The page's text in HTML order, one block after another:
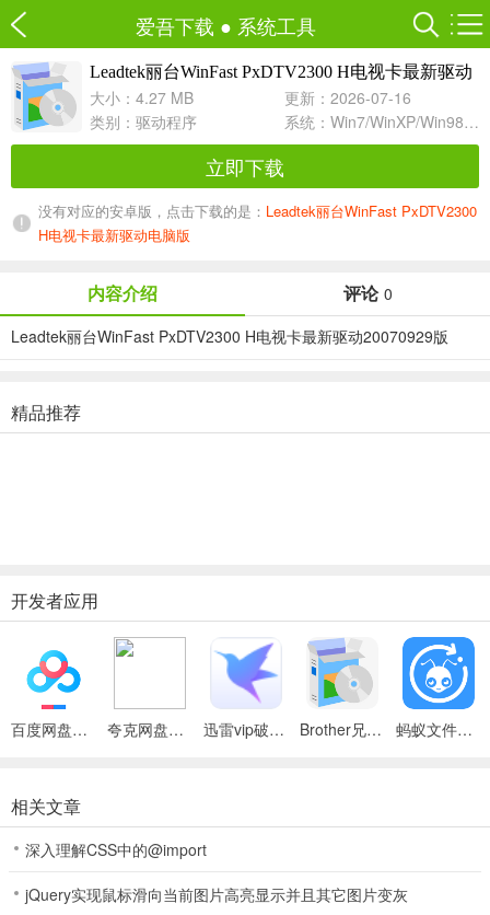
爱吾下载 ● 系统工具
Leadtek丽台WinFast PxDTV2300 H电视卡最新驱动
20070929 For WinXP/Vista
大小：4.27 MB
更新：2026-07-16
类别： 驱动程序 系统：Win7/WinXP/Win98/Win8/Win10兼容软件
立即下载
没有对应的安卓版，点击下载的是： Leadtek丽台WinFast PxDTV2300
H电视卡最新驱动电脑版
内容介绍 评论 0
Leadtek丽台WinFast PxDTV2300 H电视卡最新驱动20070929版
精品推荐
开发者应用
百度网盘绿色免安装Pc电脑版 夸克网盘官方正式版 迅雷vip破解版永久会员2024版 Brother兄弟 MFC-8480DN多功能一体机ISIS驱动 蚂蚁文件（数据恢复大师）
相关文章
深入理解CSS中的@import
jQuery实现鼠标滑向当前图片高亮显示并且其它图片变灰